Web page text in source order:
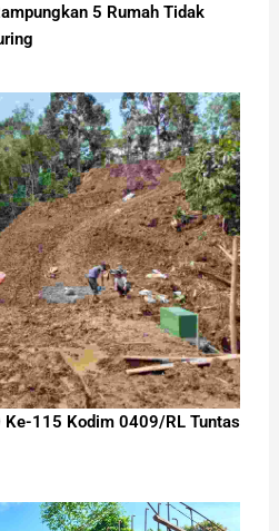
5 Rumah Tidak
Ke-115 Kodim 0409/RL Tuntas